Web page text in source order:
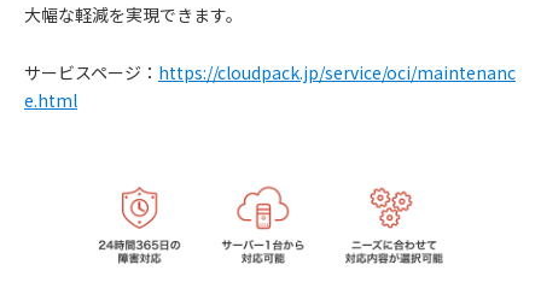
大幅な軽減を実現できます。
サービスページ： https://cloudpack.jp/service/oci/maintenanc
e.html